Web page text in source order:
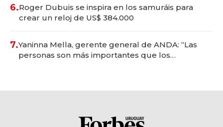
6.Roger Dubuis se inspira en los samuráis para
crear un reloj de US$ 384.000
7.Yaninna Mella, gerente general de ANDA: “Las
personas son más importantes que los